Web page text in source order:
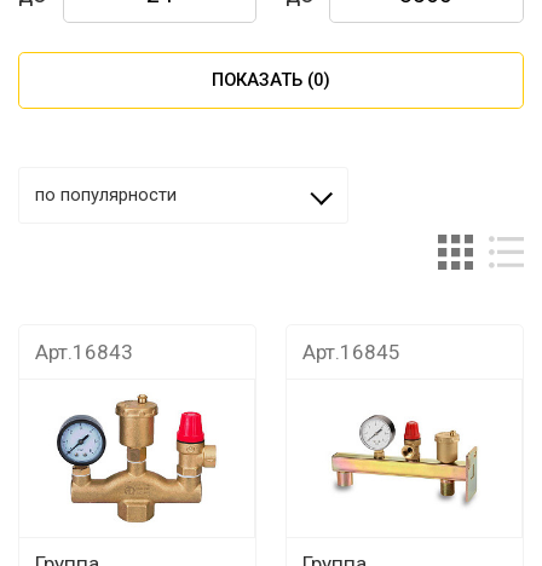
ПОКАЗАТЬ (0)
по популярности
Арт.16843 Арт.16845